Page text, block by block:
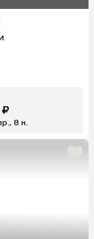
₽
8 н.